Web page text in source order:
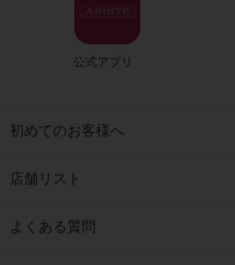
公式アプリ
初めてのお客様へ
店舗リスト
よくある質問